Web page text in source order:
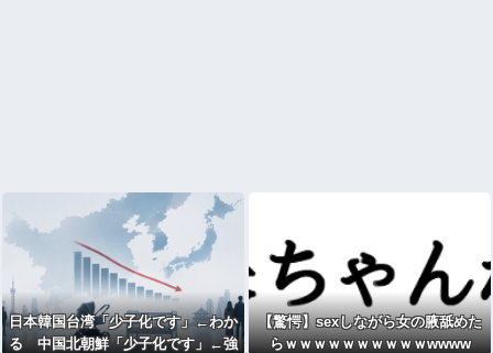
日本韓国台湾「少子化です」←わか
る 中国北朝鮮「少子化です」←強
【驚愕】sexしながら女の腋舐めた
らｗｗｗｗｗｗｗｗｗｗwwww